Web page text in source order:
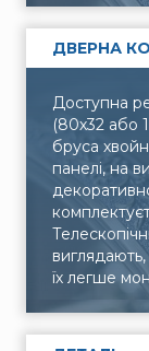
ДВЕРНА
Доступна
(80х32 або
бруса
панелі, на
їх легше